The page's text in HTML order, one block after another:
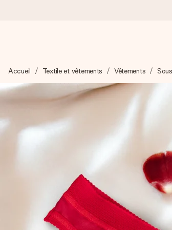
Nous préparons votre cadeau avec attention
4,2 (sur la base de +15 000 avis)
Nos cadeaux sont appréciés. Les clients
Carte de vœux gratuite
Créez quelque chose d’unique en
Accueil Textile et vêtements Vêtements